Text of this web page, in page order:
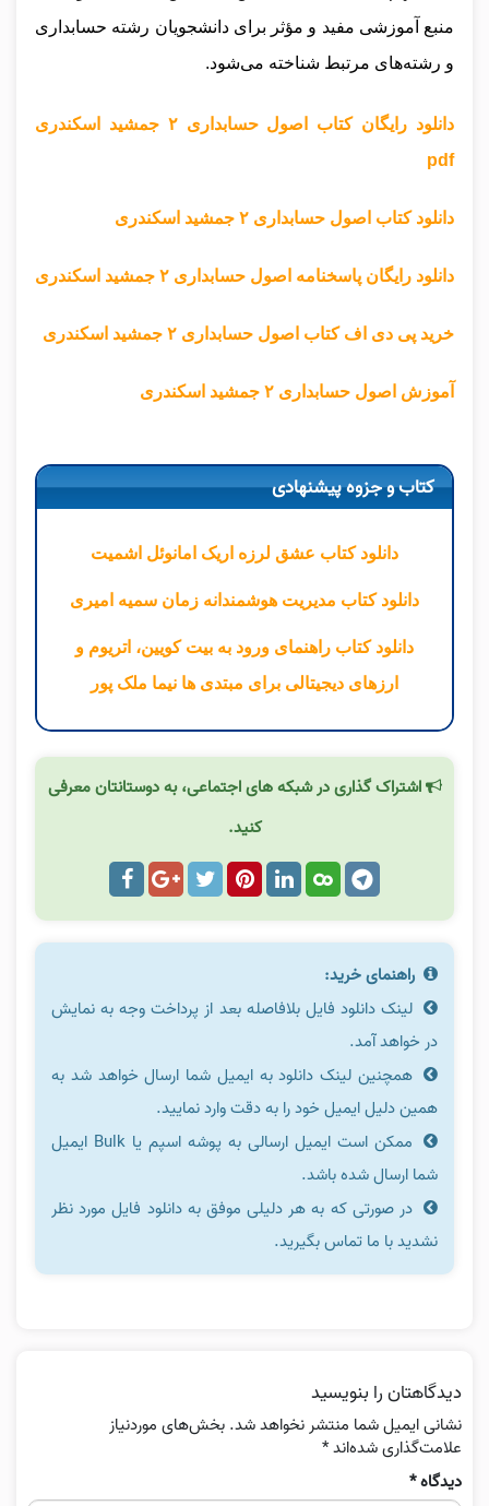
منبع آموزشی مفید و مؤثر برای دانشجویان رشته حسابداری
و رشته‌های مرتبط شناخته می‌شود.
دانلود رایگان کتاب اصول حسابداری ۲ جمشید اسکندری
pdf
دانلود کتاب اصول حسابداری ۲ جمشید اسکندری
دانلود رایگان پاسخنامه اصول حسابداری ۲ جمشید اسکندری
خرید پی دی اف کتاب اصول حسابداری ۲ جمشید اسکندری
آموزش اصول حسابداری ۲ جمشید اسکندری
کتاب و جزوه پیشنهادی
دانلود کتاب عشق لرزه اریک امانوئل اشمیت
دانلود کتاب مدیریت هوشمندانه زمان سمیه امیری
دانلود کتاب راهنمای ورود به بیت کویین، اتریوم و
ارزهای دیجیتالی برای مبتدی ها نیما ملک پور
اشتراک گذاری در شبکه های اجتماعی، به دوستانتان معرفی
کنید.
راهنمای خرید:
لینک دانلود فایل بلافاصله بعد از پرداخت وجه به نمایش
در خواهد آمد.
همچنین لینک دانلود به ایمیل شما ارسال خواهد شد به
همین دلیل ایمیل خود را به دقت وارد نمایید.
ممکن است ایمیل ارسالی به پوشه اسپم یا Bulk ایمیل
شما ارسال شده باشد.
در صورتی که به هر دلیلی موفق به دانلود فایل مورد نظر
نشدید با ما تماس بگیرید.
دیدگاهتان را بنویسید
نشانی ایمیل شما منتشر نخواهد شد. بخش‌های موردنیاز
علامت‌گذاری شده‌اند*
دیدگاه*